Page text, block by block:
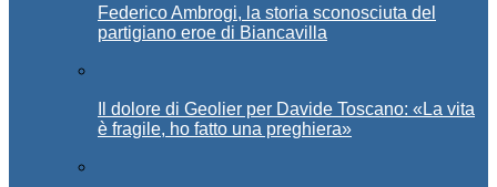
Federico Ambrogi, la storia sconosciuta del
partigiano eroe di Biancavilla
Il dolore di Geolier per Davide Toscano: «La vita
è fragile, ho fatto una preghiera»